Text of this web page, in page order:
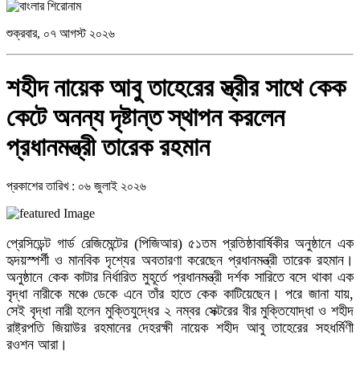
শুক্রবার, ০৭ আগস্ট ২০২৬
শহীদ নায়েক আবু তাহেরের স্ত্রীর সাথে কেক
কেটে অনন্য দৃষ্টান্ত স্থাপন করলেন
প্রধানমন্ত্রী তারেক রহমান
প্রকাশের তারিখ : ০৬ জুলাই ২০২৬
প্রেসিডেন্ট গার্ড রেজিমেন্টের (পিজিআর) ৫১তম প্রতিষ্ঠাবার্ষিকীর অনুষ্ঠানে এক
হৃদয়স্পর্শী ও মানবিক দৃশ্যের অবতারণা করেছেন প্রধানমন্ত্রী তারেক রহমান।
অনুষ্ঠানে কেক কাটার নির্ধারিত মুহূর্তে প্রধানমন্ত্রী দর্শক সারিতে বসে থাকা এক
বৃদ্ধা নারীকে মঞ্চে ডেকে এনে তাঁর হাতে কেক কাটিয়েছেন। পরে জানা যায়,
সেই বৃদ্ধা নারী হলেন মুক্তিযুদ্ধের ২ নম্বর সেক্টরের বীর মুক্তিযোদ্ধা ও শহীদ
রাষ্ট্রপতি জিয়াউর রহমানের দেহরক্ষী নায়েক শহীদ আবু তাহেরের সহধর্মিণী
রওশন আরা।